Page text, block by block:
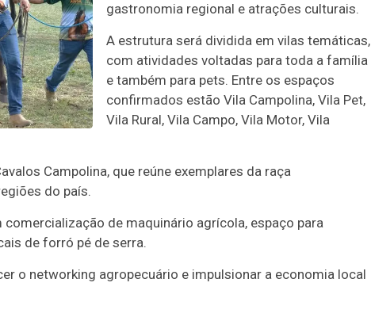
gastronomia regional e atrações culturais.
A estrutura será dividida em vilas temáticas,
com atividades voltadas para toda a família
e também para pets. Entre os espaços
confirmados estão Vila Campolina, Vila Pet,
Vila Rural, Vila Campo, Vila Motor, Vila
Campolina, que reúne exemplares da raça
do país.
de maquinário agrícola, espaço para
de forró pé de serra.
o networking agropecuário e impulsionar a economia local